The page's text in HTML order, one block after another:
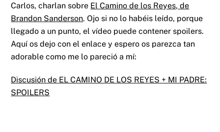
Carlos, charlan sobre El Camino de los Reyes, de
Brandon Sanderson. Ojo si no lo habéis leído, porque
llegado a un punto, el vídeo puede contener spoilers.
Aquí os dejo con el enlace y espero os parezca tan
adorable como me lo pareció a mí:
Discusión de EL CAMINO DE LOS REYES + MI PADRE:
SPOILERS